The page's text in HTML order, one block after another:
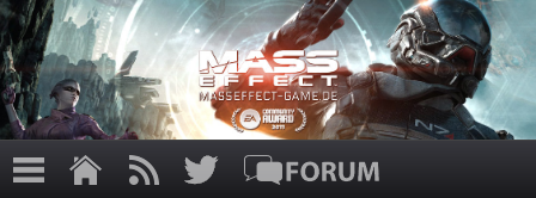
Direkt zum Inhalt